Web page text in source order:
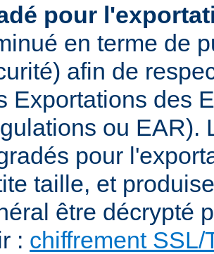
pour
en terme de
afin de
Exportations des
ou EAR).
pour
taille, et
être décrypté
: chiffrement SSL/